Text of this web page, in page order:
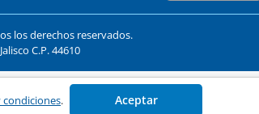
los derechos reservados.
C.P. 44610
. Aceptar